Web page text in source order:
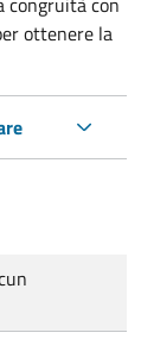
ottenere la